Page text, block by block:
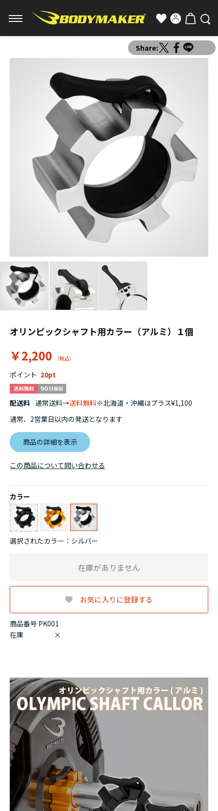
Share:
オリンピックシャフト用カラー（アルミ）１個
￥2,200
商品番号 PK001
ポイント 20
在庫 ×
配送料 通常送料→送料無料※北海道・沖縄はプラス¥1,100
通常、2営業日以内の発送となります
商品の詳細を表示
カラー
選択されたカラー：シルバー
お気に入りに登録する
在庫がありません
この商品について問い合わせる